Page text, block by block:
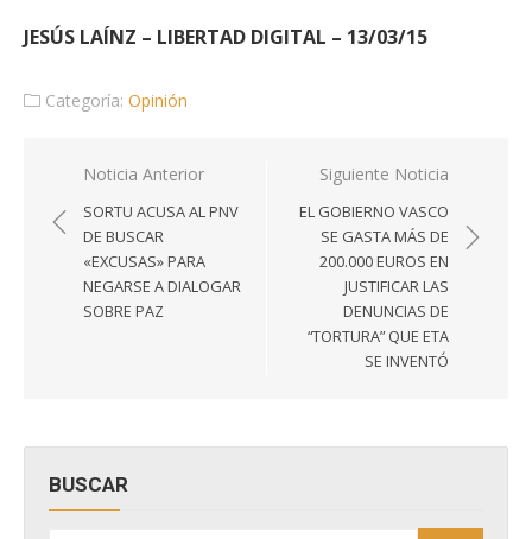
JESÚS LAÍNZ – LIBERTAD DIGITAL – 13/03/15
Categoría: Opinión
Navegación
de
entradas
Noticia Anterior
SORTU ACUSA AL PNV
DE BUSCAR
«EXCUSAS» PARA
NEGARSE A DIALOGAR
SOBRE PAZ
Siguiente Noticia
EL GOBIERNO VASCO
SE GASTA MÁS DE
200.000 EUROS EN
JUSTIFICAR LAS
DENUNCIAS DE
“TORTURA” QUE ETA
SE INVENTÓ
BUSCAR